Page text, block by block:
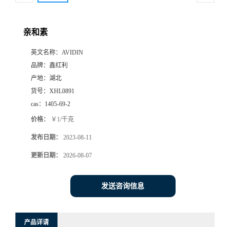
亲和素
英文名称： AVIDIN
品牌： 鑫红利
产地： 湖北
货号： XHL0891
cas： 1405-69-2
价格： ￥1/千克
发布日期： 2023-08-11
更新日期： 2026-08-07
发送咨询信息
产品详请